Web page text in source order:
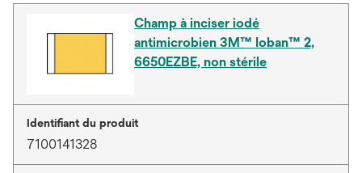
Champ à inciser iodé
antimicrobien 3M™ Ioban™ 2,
6650EZBE, non stérile
Identifiant du produit
7100141328